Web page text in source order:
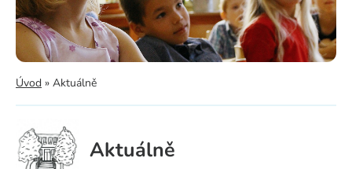
Úvod » Aktuálně
Aktuálně